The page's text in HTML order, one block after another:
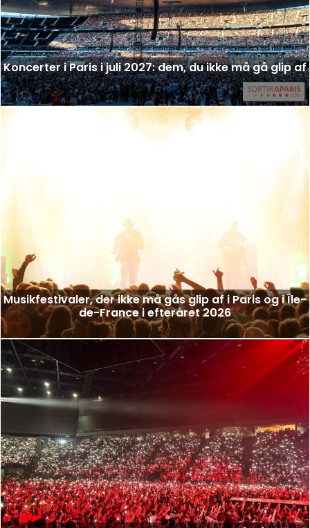
Koncerter i Paris i juli 2027: dem, du ikke må gå glip af
Musikfestivaler, der ikke må gås glip af i Paris og i Île-
de-France i efteråret 2026